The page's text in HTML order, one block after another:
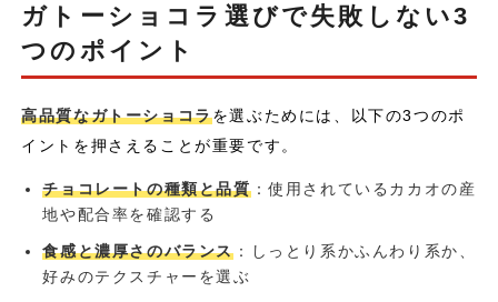
ガトーショコラ選びで失敗しない3
つのポイント
高品質なガトーショコラを選ぶためには、以下の3つのポ
イントを押さえることが重要です。
チョコレートの種類と品質：使用されているカカオの産
地や配合率を確認する
食感と濃厚さのバランス：しっとり系かふんわり系か、
好みのテクスチャーを選ぶ